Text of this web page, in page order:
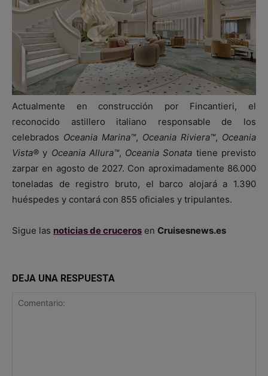
Actualmente en construcción por Fincantieri, el
reconocido astillero italiano responsable de los
celebrados Oceania Marina™, Oceania Riviera™, Oceania
Vista® y Oceania Allura™, Oceania Sonata tiene previsto
zarpar en agosto de 2027. Con aproximadamente 86.000
toneladas de registro bruto, el barco alojará a 1.390
huéspedes y contará con 855 oficiales y tripulantes.
Sigue las noticias de cruceros en Cruisesnews.es
DEJA UNA RESPUESTA